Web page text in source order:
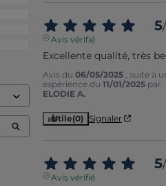
0
0
0
5/
Avis vérifié
Excellente qualité, très
Avis du 06/05/2025
, suite à
expérience du 11/01/2025 par
ELODIE A.
Utile(0) Signaler
5/
Avis vérifié